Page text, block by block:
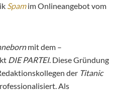
Spamim Onlineangebot vom
mit dem –
DIE PARTEI. Diese Gründung
der Titanic
Als